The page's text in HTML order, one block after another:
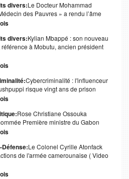
divers:Le Docteur Mohammad
des Pauvres » a rendu l’âme
divers:Kylian Mbappé : son nouveau
à Mobutu, ancien président
Cybercriminalité : l'influenceur
risque vingt ans de prison
Rose Christiane Ossouka
Première ministre du Gabon
Défense:Le Colonel Cyrille Atonfack
de l'armée camerounaise ( Video